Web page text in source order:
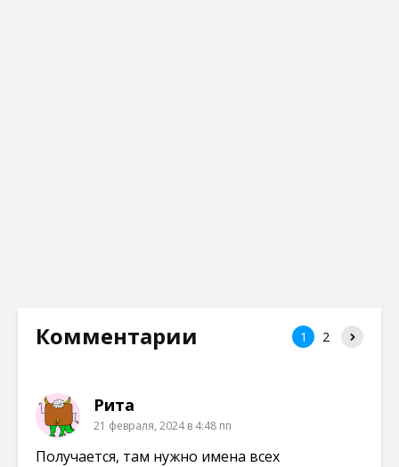
Комментарии 1 2
Рита
21 февраля, 2024 в 4:48 пп
Получается, там нужно имена всех